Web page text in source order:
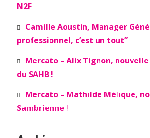
N2F
Camille Aoustin, Manager
professionnel, c’est un tout”
Mercato – Alix Tignon,
du SAHB !
Mercato – Mathilde Mélique,
Sambrienne !